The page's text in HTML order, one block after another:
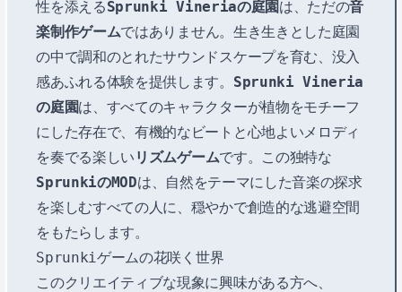
性を添えるSprunki Vineriaの庭園は、ただの音
楽制作ゲームではありません。生き生きとした庭園
の中で調和のとれたサウンドスケープを育む、没入
感あふれる体験を提供します。 Sprunki Vineria
の庭園は、すべてのキャラクターが植物をモチーフ
にした存在で、有機的なビートと心地よいメロディ
を奏でる楽しい リズムゲームです。この独特な
SprunkiのMODは、自然をテーマにした音楽の探求
を楽しむすべての人に、穏やかで創造的な逃避空間
をもたらします。
Sprunkiゲームの花咲く世界
このクリエイティブな現象に興味がある方へ、